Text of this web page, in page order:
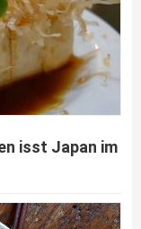
isst Japan im